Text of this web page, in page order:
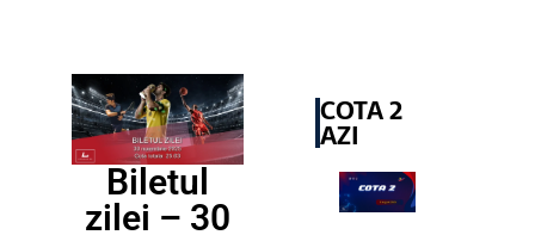
Biletul
zilei – 30
COTA 2
AZI